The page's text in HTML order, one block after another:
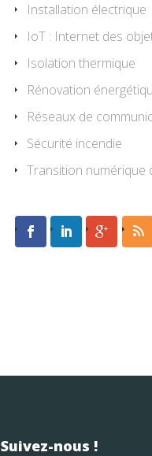
Installation électrique
IoT : Internet des
Isolation thermique
Rénovation
Réseaux de
Sécurité incendie
Transition numérique
Suivez-nous !